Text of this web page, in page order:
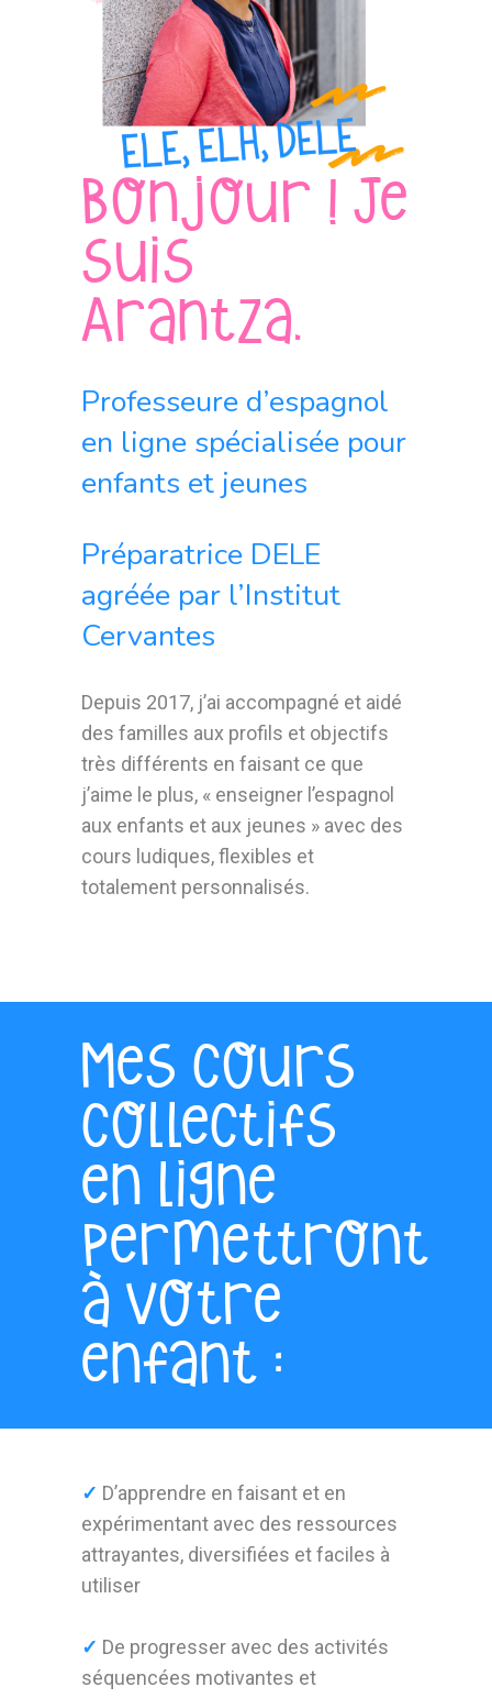
Bonjour ! Je
suis
Arantza.
Professeure d’espagnol
en ligne spécialisée pour
enfants et jeunes
Préparatrice DELE
agréée par l’Institut
Cervantes
Depuis 2017, j’ai accompagné et aidé
des familles aux profils et objectifs
très différents en faisant ce que
j’aime le plus, « enseigner l’espagnol
aux enfants et aux jeunes » avec des
cours ludiques, flexibles et
totalement personnalisés.
Mes cours
collectifs
en ligne
permettront
à votre
enfant :
✓ D’apprendre en faisant et en
expérimentant avec des ressources
attrayantes, diversifiées et faciles à
utiliser
✓ De progresser avec des activités
séquencées motivantes et